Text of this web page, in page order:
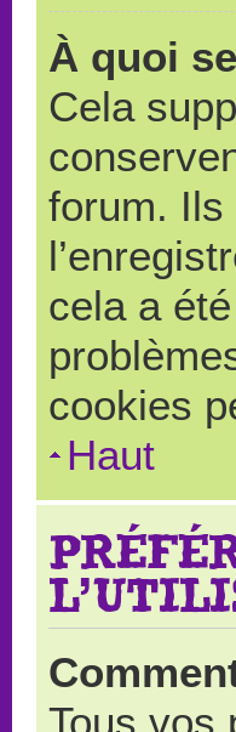
À quoi
Cela
forum. Ils
cela a
cookies
Haut
Tous vos